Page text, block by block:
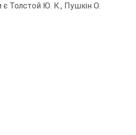
є Толстой Ю. К., Пушкін О.